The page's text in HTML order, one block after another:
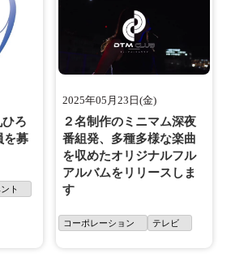
ひろ
を募
ト
2025年05月23日(金)
２名制作のミニマム深夜
番組発、多種多様な楽曲
を収めたオリジナルフル
アルバムをリリースしま
す
コーポレーション テレビ